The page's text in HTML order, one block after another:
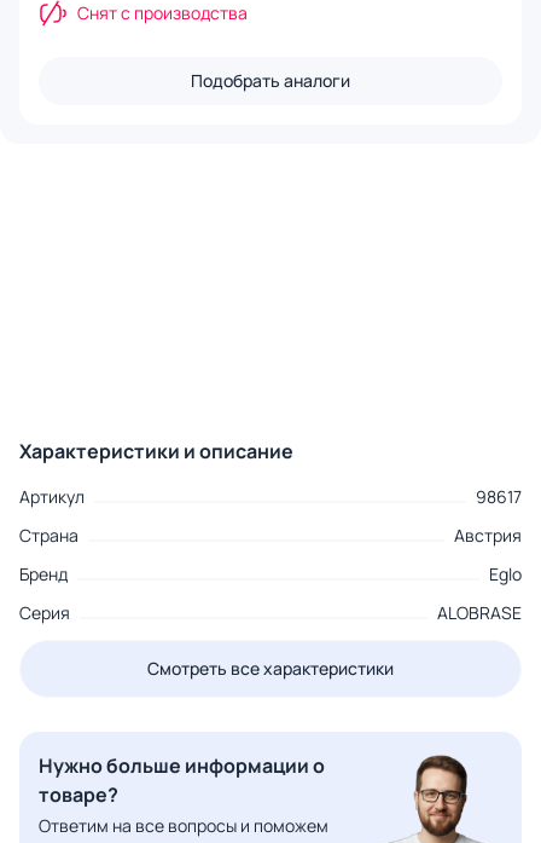
Снят с производства
Подобрать аналоги
Характеристики и описание
Артикул
98617
Страна
Австрия
Бренд
Eglo
Серия
ALOBRASE
Смотреть все характеристики
Нужно больше информации о
товаре?
Ответим на все вопросы и поможем